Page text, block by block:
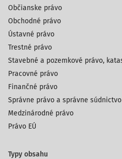
Občianske právo
Obchodné právo
Ústavné právo
Trestné právo
Stavebné a pozemkové právo,
Pracovné právo
Finančné právo
Správne právo a správne súdnictvo
Medzinárodné právo
Právo EÚ
Typy obsahu